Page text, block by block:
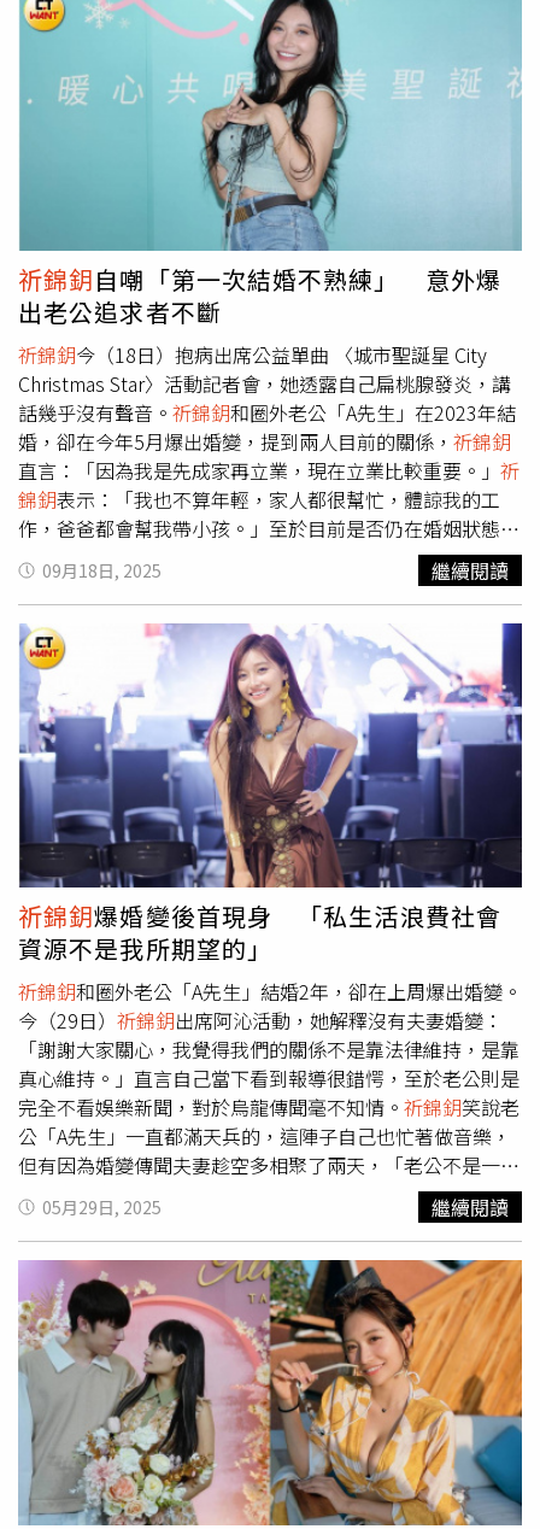
版權結算兩次」，等於一年是6千萬？阿沁回「還行還
行」，未正面說明。提到錦雯在民視8點檔《好運來》劇集
中清唱金曲歌后李竺芯〈足芳足芳〉6字歌詞後，收到來自
唱片公司的5萬元授權費請求。對此，阿沁發聲力挺唱片公
司，「對於創作者而言，願意唱我們的歌都很開心，其實我
們都願意支持，其實只是要一個尊重的感覺，預算不夠或任
何狀況都可以討論」。一旁祈錦鈅則自爆：「我之前唱好幾
年〈遺失的美好〉、〈月牙灣〉都唱好幾年，謝謝阿沁老師
沒有收我錢。」阿沁表示〈城市聖誕星 〉這首歌將成為12
月20日於台北舉辦的 《記得愛：星光聖誕夜Starry
Christmas Night》 演唱會主題曲，傳遞「用愛點亮城市、
用歌聲擁抱世界」的核心精神。
祈錦鈅自嘲「第一次結婚不熟練」 意外爆
出老公追求者不斷
祈錦鈅今（18日）抱病出席公益單曲 〈城市聖誕星 City
Christmas Star〉活動記者會，她透露自己扁桃腺發炎，講
話幾乎沒有聲音。 祈錦鈅和圈外老公「A先生」在2023年結
婚，卻在今年5月爆出婚變，提到兩人目前的關係， 祈錦鈅
直言：「因為我是先成家再立業，現在立業比較重要。」 祈
錦鈅表示：「我也不算年輕，家人都很幫忙，體諒我的工
作，爸爸都會幫我帶小孩。」至於目前是否仍在婚姻狀態？
她笑說：「我只有一個老公而已，第一次結婚沒有很熟練，
下次結婚會更熟練。」
笑稱下次結婚會更熟練。（圖
／楊澍攝）至於感情世界，她不避諱地透露身邊追求者從未
間斷，「老公也知道，我喜歡的人很多人喜歡，代表我眼光
很好吧」，
祈錦鈅
說不少女生向老公示好，但因為個性木訥
「妹有情郎無意」，還搞笑稱是家裡的「神木」。她更強調
與老公相處就像朋友般無話不談，彼此維持著一份理解與默
契，老公也為了兩人的婚姻努力進步中。
09月18日, 2025 繼續閱讀
祈錦鈅爆婚變後首現身 「私生活浪費社會
資源不是我所期望的」
祈錦鈅和圈外老公「A先生」結婚2年，卻在上周爆出婚變。
今（29日） 祈錦鈅出席阿沁活動，她解釋沒有夫妻婚變：
「謝謝大家關心，我覺得我們的關係不是靠法律維持，是靠
真心維持。」直言自己當下看到報導很錯愕，至於老公則是
完全不看娛樂新聞，對於烏龍傳聞毫不知情。 祈錦鈅笑說老
公「A先生」一直都滿天兵的，這陣子自己也忙著做音樂，
但有因為婚變傳聞夫妻趁空多相聚了兩天，「老公不是一個
會管別人的人，我們的關係不存在誰管誰？婚變已經不知道
是誰爆料，最終還是希望大家的關注回到我表演上，因為私
生活浪費社會資源不是我所期望的」。祈錦鈅否認有在社群
上發言嗆聲另一半。（圖／林士傑攝）否認有發言嗆聲另一
半，對於如何維持婚姻？祈錦鈅笑說：「我也是新手，沒有
什麼秘訣。」雖然對婚姻有很多想法，但很難用隻字片語去
簡化，「現在應對方式就是已讀亂回」，也說小女兒體重越
來越重了，還搞笑說：「完蛋！小孩個性比較像我，精力旺
盛她現在有小性格，有自己的想法了。」至於會不會想生第
二胎？祈錦鈅連忙表示：「先不要，努力賺錢比較重要。」
透露自己現在工作都是親力親為，今天還修圖修到早上5點
才睡覺。
05月29日, 2025 繼續閱讀